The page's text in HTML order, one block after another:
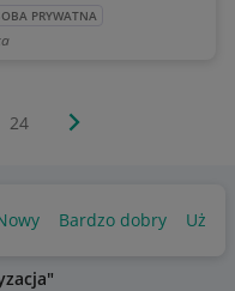
PRYWATNA
24 Następna strona
Bardzo dobry